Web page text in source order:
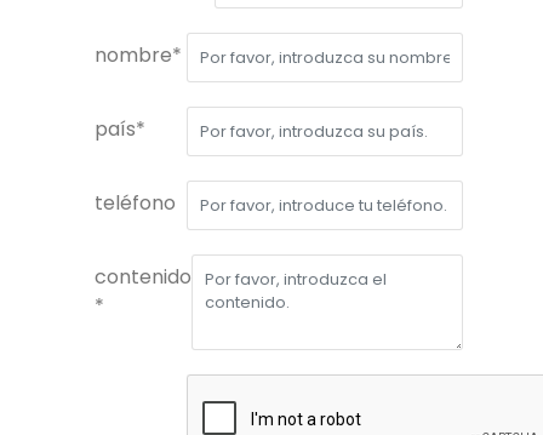
nombre*
país*
teléfono
contenido
*